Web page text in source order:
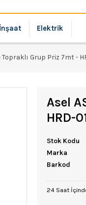
İnşaat Elektrik
Topraklı Grup Priz 7mt -
Asel
HRD-
Stok Kodu
Marka
Barkod
24 Saat